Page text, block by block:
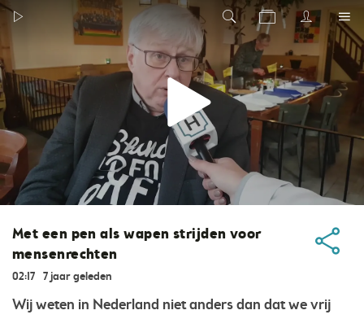
Met een pen als wapen strijden voor
mensenrechten
02:17 7 jaar geleden
Wij weten in Nederland niet anders dan dat we vrij